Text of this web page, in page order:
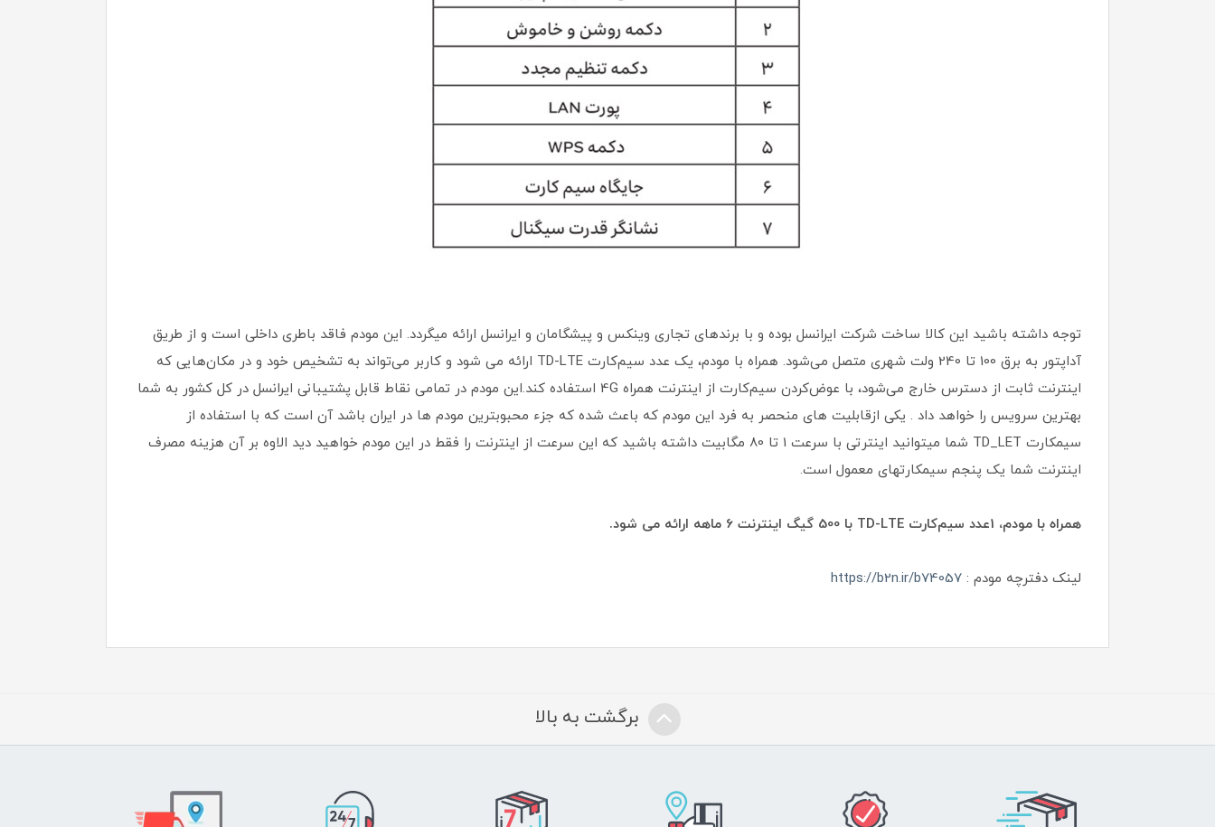
توجه داشته باشید این کالا ساخت شرکت ایرانسل بوده و با برندهای تجاری وینکس و پیشگامان و ایرانسل ارائه میگردد. این مودم فاقد باطری داخلی است و از طریق
آداپتور به برق 100 تا 240 ولت شهری متصل می‌شود. همراه با مودم، یک عدد سیم‌کارت TD-LTE ارائه می شود و کاربر می‌تواند به تشخیص خود و در مکان‌هایی که
اینترنت ثابت از دسترس خارج می‌شود، با عوض‌کردن سیم‌کارت از اینترنت همراه 4G استفاده کند.این مودم در تمامی نقاط قابل پشتیبانی ایرانسل در کل کشور به شما
بهترین سرویس را خواهد داد . یکی ازقابلیت های منحصر به فرد این مودم که باعث شده که جزء محبوبترین مودم ها در ایران باشد آن است که با استفاده از
سیمکارت TD_LET شما میتوانید اینترتی با سرعت 1 تا 80 مگابیت داشته باشید که این سرعت از اینترنت را فقط در این مودم خواهید دید الاوه بر آن هزینه مصرف
اینترنت شما یک پنجم سیمکارتهای معمول است.
همراه با مودم، 1عدد سیم‌کارت TD-LTE با 500 گیگ اینترنت 6 ماهه ارائه می شود.
لینک دفترچه مودم : https://b2n.ir/b74057
برگشت به بالا